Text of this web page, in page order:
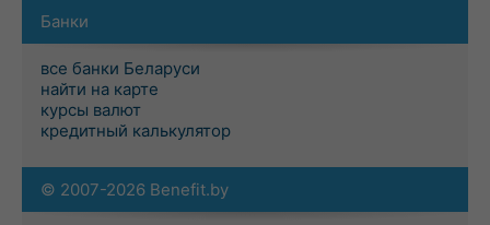
Банки
все банки Беларуси
найти на карте
курсы валют
кредитный калькулятор
© 2007-2026 Benefit.by